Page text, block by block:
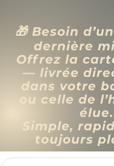
🎁 Besoin
dernière
Offrez la
— livrée
dans votre
ou celle de
élue.
Simple,
toujours